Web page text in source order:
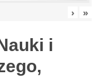
› »
i